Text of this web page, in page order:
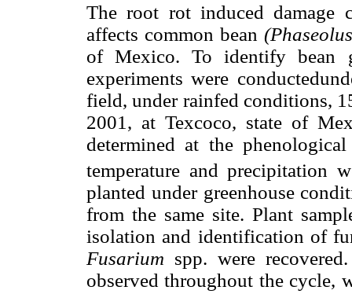
The root rot induced damage
affects common bean
of Mexico. To identify bean
experiments were
field, under rainfed conditions,
2001, at Texcoco, state of
determined at the
temperature and precipitation
planted under greenhouse
from the same site. Plant
isolation and identification of
Fusarium spp. were
observed throughout the cycle,